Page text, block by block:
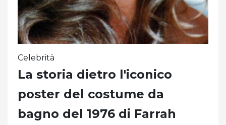
Celebrità
La storia dietro l'iconico
poster del costume da
bagno del 1976 di Farrah